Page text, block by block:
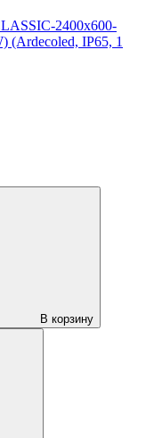
2400x600-
(Ardecoled, IP65, 1
В корзину